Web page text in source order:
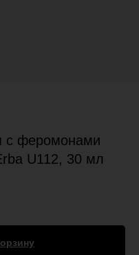
с феромонами
U112, 30 мл